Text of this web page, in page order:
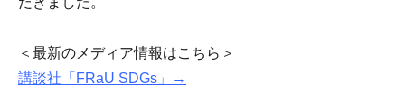
＜最新のメディア情報はこちら＞
講談社「FRaU SDGs」→